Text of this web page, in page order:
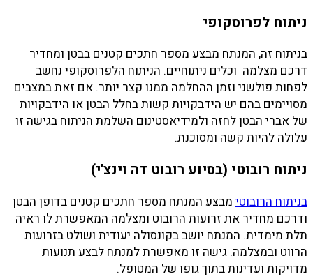
ניתוח לפרוסקופי
בניתוח זה, המנתח מבצע מספר חתכים קטנים בבטן ומחדיר
דרכם מצלמה וכלים ניתוחיים. הניתוח הלפרוסקופי נחשב
לפחות פולשני וזמן ההחלמה ממנו קצר יותר. אם זאת במצבים
מסויימים בהם יש הידבקויות קשות בחלל הבטן או הידבקויות
של אברי הבטן לחזה ולמידיאסטינום השלמת הניתוח בגישה זו
עלולה להיות קשה ומסוכנת.
ניתוח רובוטי (בסיוע רובוט דה וינצ'י)
בניתוח הרובוטי מבצע המנתח מספר חתכים קטנים בדופן הבטן
ודרכם מחדיר את זרועות הרובוט ומצלמה המאפשרת לו ראיה
תלת מימדית. המנתח יושב בקונסולה יעודית ושולט בזרועות
הרווט ובמצלמה. גישה זו מאפשרת למנתח לבצע תנועות
מדויקות ועדינות בתוך גופו של המטופל.